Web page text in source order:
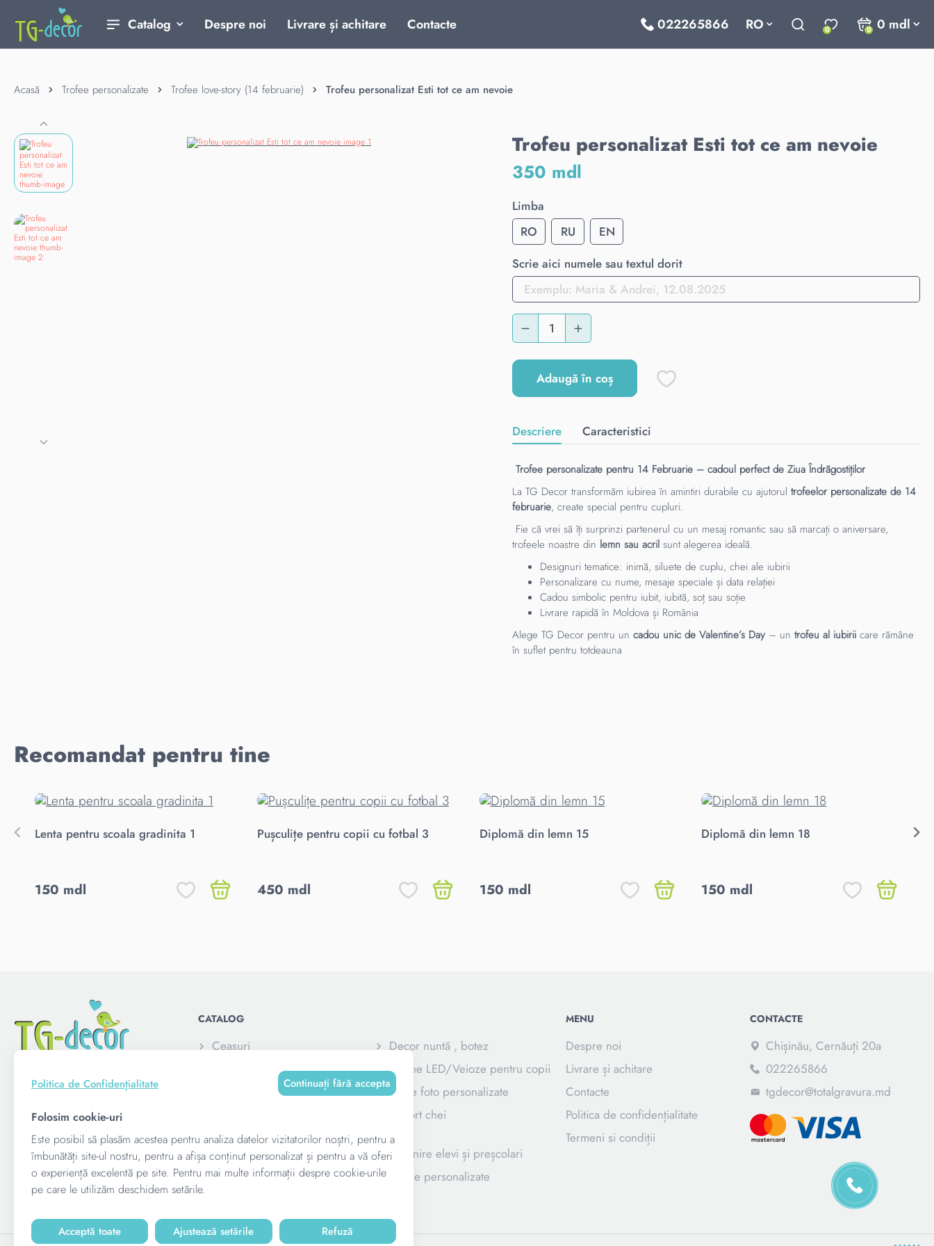
Catalog Despre noi Livrare și achitare Contacte 022265866 RO 0 0 0 mdl
Acasă Trofee personalizate Trofee love-story (14 februarie) Trofeu personalizat Esti tot ce am nevoie
Trofeu personalizat Esti tot ce am nevoie
350 mdl
Limba
RO
RU
EN
Scrie aici numele sau textul dorit
Adaugă în coș
Descriere Caracteristici
Trofee personalizate pentru 14 Februarie – cadoul perfect de Ziua Îndrăgostiților
La TG Decor transformăm iubirea în amintiri durabile cu ajutorultrofeelor personalizate de 14
februarie, create special pentru cupluri.
Fie că vrei să îți surprinzi partenerul cu un mesaj romantic sau să marcați o aniversare,
trofeele noastre din lemn sau acril sunt alegerea ideală.
Designuri tematice: inimă, siluete de cuplu, chei ale iubirii
Personalizare cu nume, mesaje speciale și data relației
Cadou simbolic pentru iubit, iubită, soț sau soție
Livrare rapidă în Moldova și România
Alege TG Decor pentru uncadou unic de Valentine’s Day – untrofeu al iubirii care rămâne
în suflet pentru totdeauna
Recomandat pentru tine
Lenta pentru scoala gradinita 1
150 mdl
Pușculițe pentru copii cu fotbal 3
450 mdl
Diplomă din lemn 15
150 mdl
Diplomă din lemn 18
150 mdl
CATALOG
Ceasuri
Decor nuntă , botez
Elemente decorative
Lampe LED/Veioze pentru copii
Rame foto personalizate
copii
Suport chei
Suvenire corporative
Suvenire elevi și preșcolari
Suporturi pentru medalii
Trofee personalizate
MENU
Despre noi
Livrare și achitare
Contacte
Politica de confidențialitate
Termeni si condiții
CONTACTE
Chișinău, Cernăuți 20a
022265866
tgdecor@totalgravura.md
Politica de Confidențialitate Continuați fără accepta
Folosim cookie-uri
Este posibil să plasăm acestea pentru analiza datelor vizitatorilor noștri, pentru a
îmbunătăți site-ul nostru, pentru a afișa conținut personalizat și pentru a vă oferi
o experiență excelentă pe site. Pentru mai multe informații despre cookie-urile
pe care le utilizăm deschidem setările.
Acceptă toate Ajustează setările Refuză